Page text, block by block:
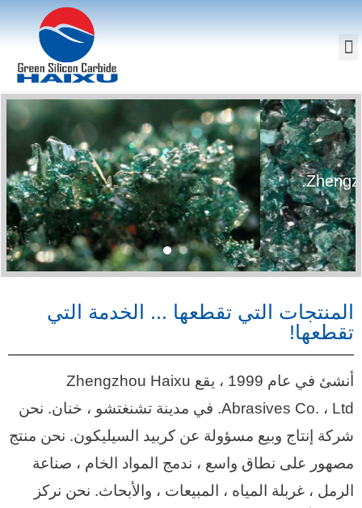
كربيد السيليكون الأخضر
المنتجات التي تقطعها ... الخدمة التي
تقطعها!
أنشئ في عام 1999 ، يقع Zhengzhou Haixu
Abrasives Co. ، Ltd. في مدينة تشنغتشو ، خنان.
نحن
شركة إنتاج وبيع مسؤولة عن كربيد السيليكون. نحن منتج
مصهور على نطاق واسع ، ندمج المواد الخام ، صناعة
الرمل ، غربلة المياه ، المبيعات ، والأبحاث. نحن نركز